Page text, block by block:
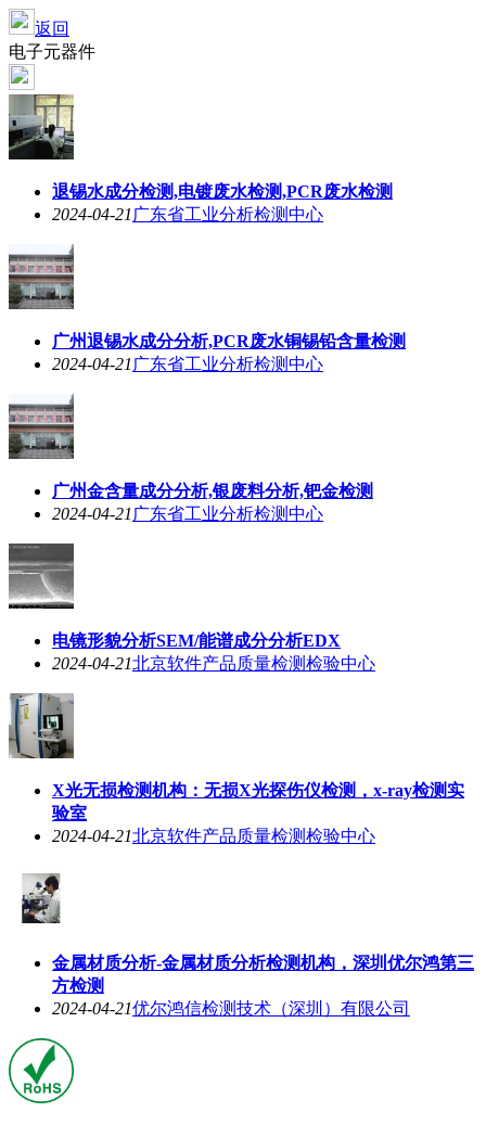
返回
电子元器件
退锡水成分检测,电镀废水检测,PCR废水检测
2024-04-21 广东省工业分析检测中心
广州退锡水成分分析,PCR废水铜锡铅含量检测
2024-04-21 广东省工业分析检测中心
广州金含量成分分析,银废料分析,钯金检测
2024-04-21 广东省工业分析检测中心
电镜形貌分析SEM/能谱成分分析EDX
2024-04-21北京软件产品质量检测检验中心
X光无损检测机构：无损X光探伤仪检测，x-ray检测实
验室
2024-04-21北京软件产品质量检测检验中心
金属材质分析-金属材质分析检测机构，深圳优尔鸿第三
方检测
2024-04-21优尔鸿信检测技术（深圳）有限公司